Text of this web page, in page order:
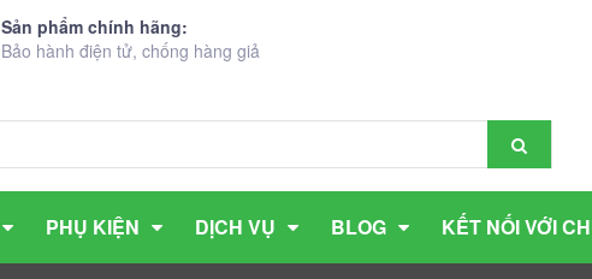
Sản phẩm chính hãng:
Bảo hành điện tử, chống hàng giả
PHỤ KIỆN DỊCH VỤ BLOG KẾT NỐI VỚI